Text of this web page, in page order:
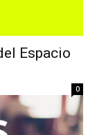
Espacio
0